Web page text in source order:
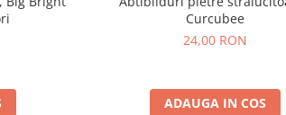
Curcubee
24,00 RON
ADAUGA IN COS